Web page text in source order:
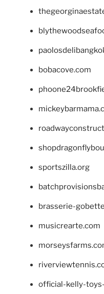
bobacove.com
sportszilla.org
brasserie-
musicrearte.com
official-kelly-